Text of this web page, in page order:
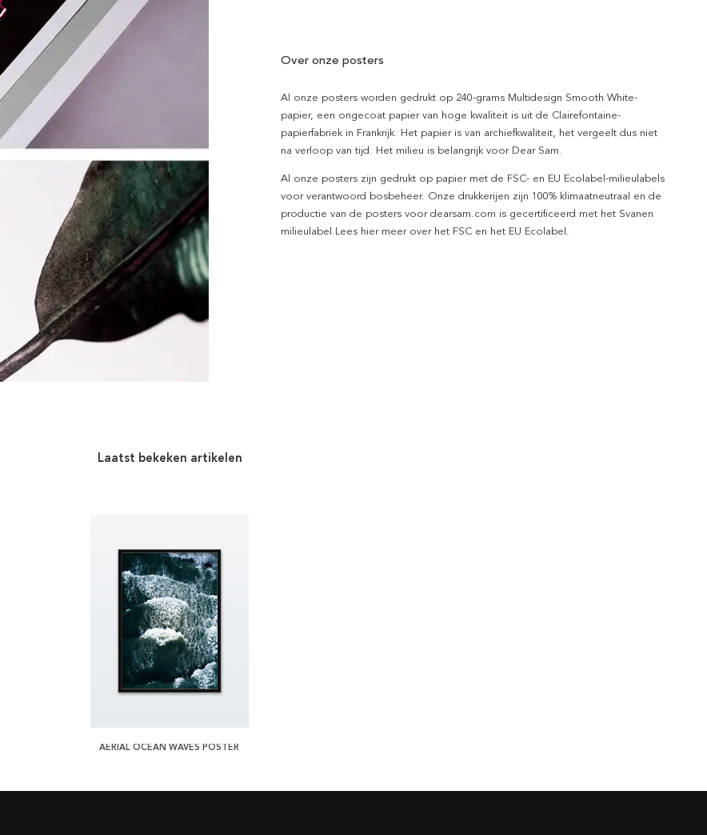
Over onze posters
Al onze posters worden gedrukt op 240-grams Multidesign Smooth White-
papier, een ongecoat papier van hoge kwaliteit is uit de Clairefontaine-
papierfabriek in Frankrijk. Het papier is van archiefkwaliteit, het vergeelt dus niet
na verloop van tijd. Het milieu is belangrijk voor Dear Sam.
Al onze posters zijn gedrukt op papier met de FSC- en EU Ecolabel-milieulabels
voor verantwoord bosbeheer. Onze drukkerijen zijn 100% klimaatneutraal en de
productie van de posters voor dearsam.com is gecertificeerd met het Svanen
milieulabel.Lees hier meer over het FSC en het EU Ecolabel.
Laatst bekeken artikelen
AERIAL OCEAN WAVES POSTER